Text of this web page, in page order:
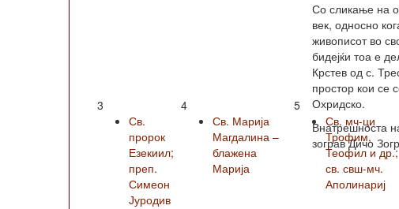
Со сликање на
век, односно
живописот во
бидејќи тоа е
Крстев од с.
простор кои се
Охридско.
Внатрешноста
зограв Дичо
3
Св.
пророк
Езекиил;
преп.
Симеон
Јуродив
4
Св. Марија
Магдалина –
блажена
Марија
5
Св. мч-ци
Трофим,
Теофил и др.;
св. свш-мч.
Аполинариј